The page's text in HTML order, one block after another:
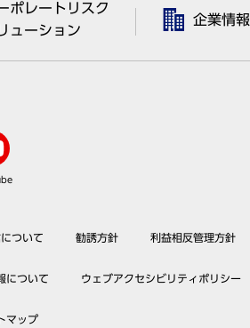
ポレートリスク
ューション
企業情報
ついて 勧誘方針 利益相反管理方針
について ウェブアクセシビリティポリシー
マップ